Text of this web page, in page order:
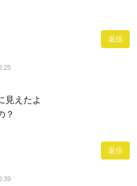
返信
見えたよ
？
返信